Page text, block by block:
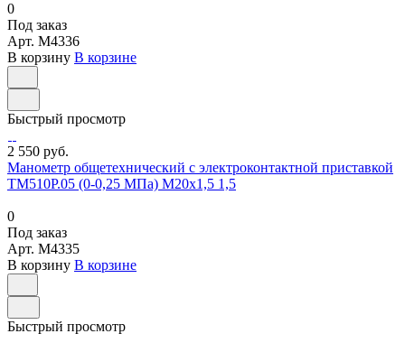
0
Под заказ
Арт. M4336
В корзину В корзине
Быстрый просмотр
2 550 руб.
Манометр общетехнический с электроконтактной приставкой
ТМ510Р.05 (0-0,25 МПа) М20х1,5 1,5
0
Под заказ
Арт. M4335
В корзину В корзине
Быстрый просмотр